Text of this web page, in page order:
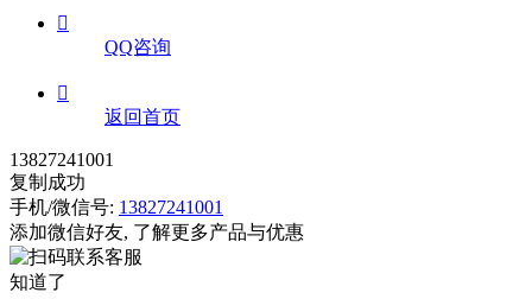

QQ咨询

返回首页
13827241001
复制成功
手机/微信号: 13827241001
添加微信好友, 了解更多产品与优惠
知道了